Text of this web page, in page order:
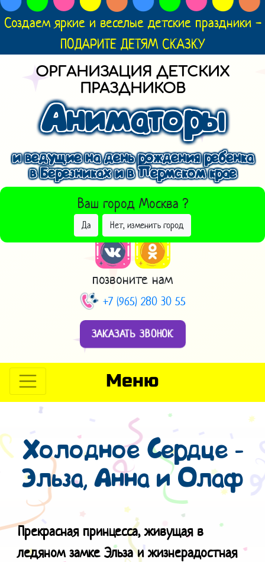
Создаем яркие и веселые детские праздники -
ПОДАРИТЕ ДЕТЯМ СКАЗКУ
ОРГАНИЗАЦИЯ ДЕТСКИХ
ПРАЗДНИКОВ
Аниматоры
и ведущие на день рождения ребенка
в Березниках и в Пермском крае
Ваш город Москва ?
Да Нет, изменить город
ВЫБРАТЬ ДРУГОЙ ГОРОД
позвоните нам
+7 (965) 280 30 55
ЗАКАЗАТЬ ЗВОНОК
Меню
Холодное Сердце -
Эльза, Анна и Олаф
Прекрасная принцесса, живущая в
ледяном замке Эльза и жизнерадостная